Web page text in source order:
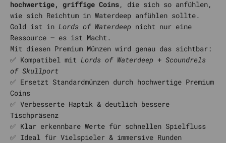
hochwertige, griffige Coins, die sich so anfühlen,
wie sich Reichtum in Waterdeep anfühlen sollte.
Gold ist in Lords of Waterdeep nicht nur eine
Ressource – es ist Macht.
Mit diesen Premium Münzen wird genau das sichtbar:
✅ Kompatibel mit Lords of Waterdeep + Scoundrels
of Skullport
✅ Ersetzt Standardmünzen durch hochwertige Premium
Coins
✅ Verbesserte Haptik & deutlich bessere
Tischpräsenz
✅ Klar erkennbare Werte für schnellen Spielfluss
✅ Ideal für Vielspieler & immersive Runden